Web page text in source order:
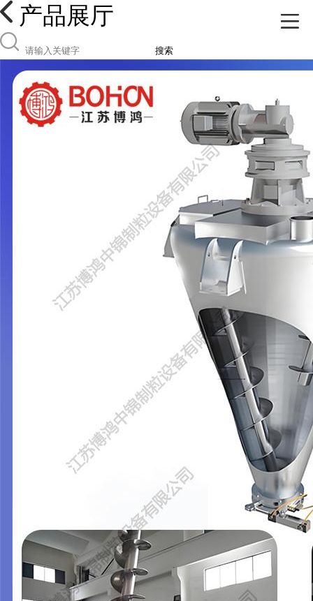
产品展厅
搜索